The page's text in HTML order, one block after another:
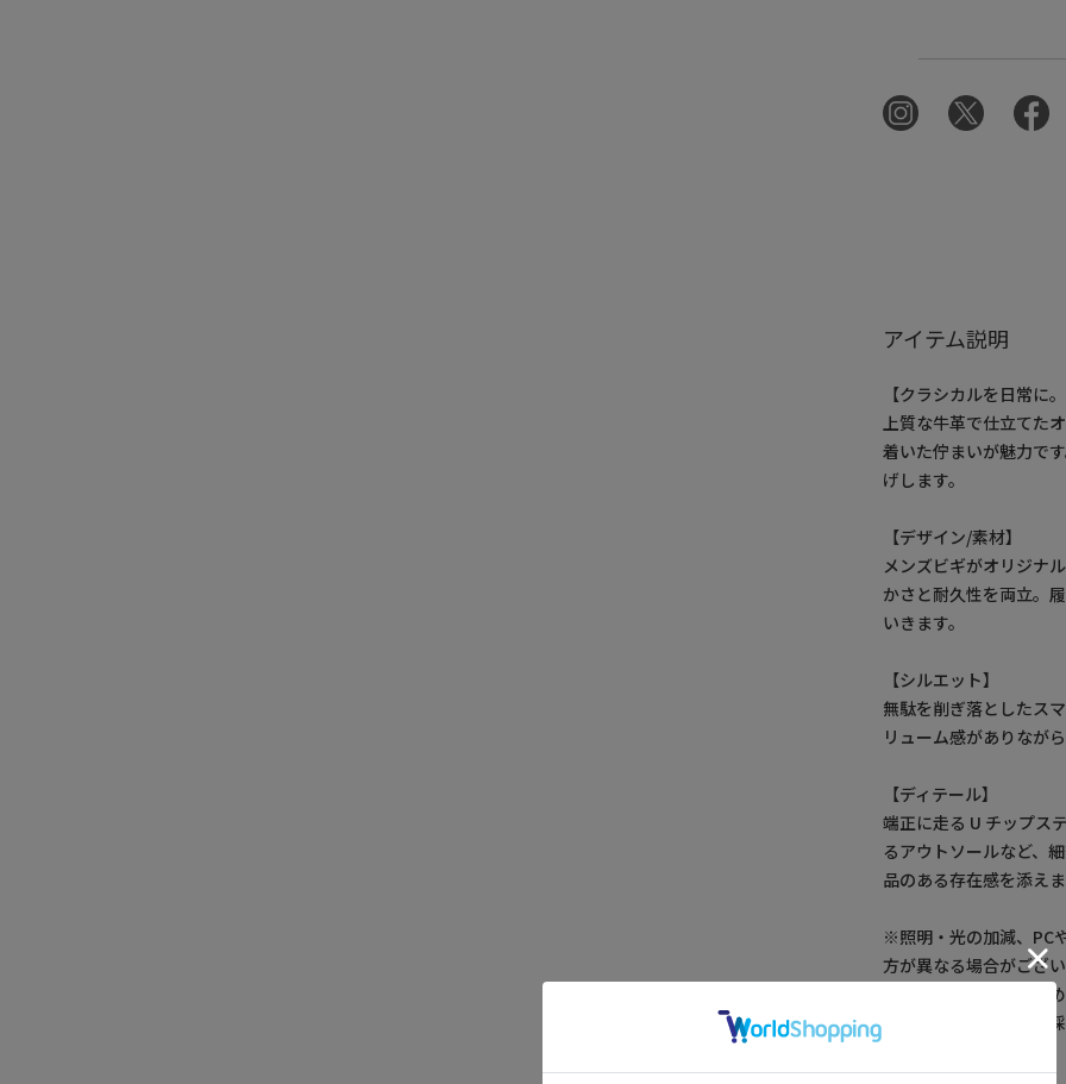
アイテム説明
【クラシカルを日常に
上質な牛革で仕立てた
着いた佇まいが魅力で
げします。
【デザイン/素材】
メンズビギがオリジナ
かさと耐久性を両立。
いきます。
【シルエット】
無駄を削ぎ落としたス
リューム感がありなが
【ディテール】
端正に走る U チップス
るアウトソールなど、
品のある存在感を添えま
※照明・光の加減、PC
方が異なる場合がござい
※画像はサンプルのた
※サイズは弊社規定の